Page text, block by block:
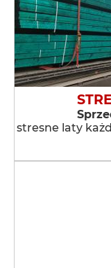
stresne laty